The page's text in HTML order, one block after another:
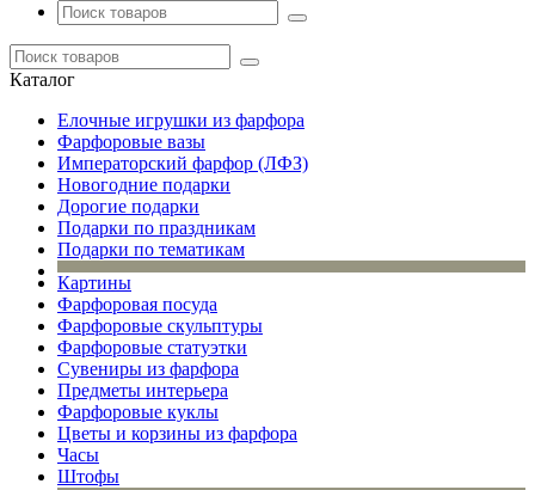
Каталог
Елочные игрушки из фарфора
Фарфоровые вазы
Императорский фарфор (ЛФЗ)
Новогодние подарки
Дорогие подарки
Подарки по праздникам
Подарки по тематикам
Картины
Фарфоровая посуда
Фарфоровые скульптуры
Фарфоровые статуэтки
Сувениры из фарфора
Предметы интерьера
Фарфоровые куклы
Цветы и корзины из фарфора
Часы
Штофы